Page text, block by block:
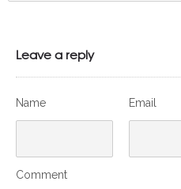
Leave a reply
Name Email
Comment